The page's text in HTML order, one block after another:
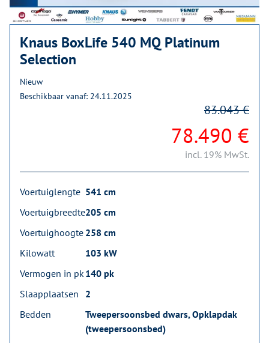
Knaus BoxLife 540 MQ Platinum
Selection
Nieuw
Beschikbaar vanaf: 24.11.2025
78.490 €
83.043 €
incl. 19% MwSt.
Voertuiglengte 541 cm
Voertuigbreedte205 cm
Voertuighoogte 258 cm
Kilowatt
103 kW
Vermogen in pk 140 pk
Slaapplaatsen
2
Bedden
Tweepersoonsbed dwars, Opklapdak
(tweepersoonsbed)